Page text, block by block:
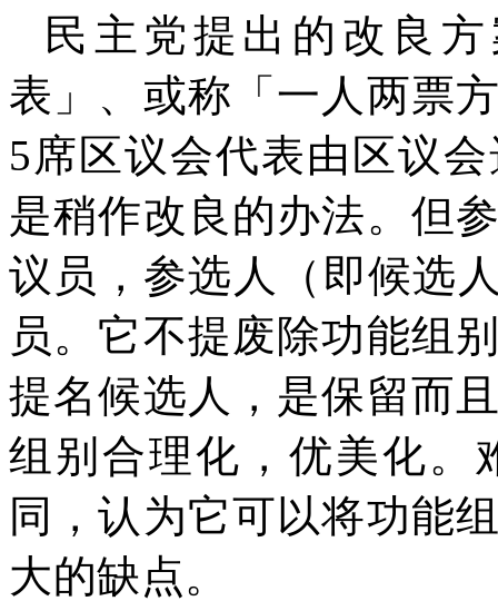
民主党提出的改良
表」、或称「一人两票
5席区议会代表由区议
是稍作改良的办法。但
议员，参选人（即候选
员。它不提废除功能组
提名候选人，是保留而
组别合理化，优美化。
同，认为它可以将功能
大的缺点。